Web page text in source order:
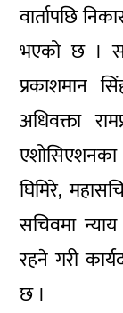
वार्तापछि
भएको छ ।
प्रकाशमान
अधिवक्ता
घिमिरे,
सचिवमा
रहने गरी
छ ।